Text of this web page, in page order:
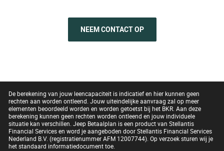
NEEM CONTACT OP
De berekening van jouw leencapaciteit is indicatief en hier kunnen geen
rechten aan worden ontleend. Jouw uiteindelijke aanvraag zal op meer
elementen beoordeeld worden en worden getoetst bij het BKR. Aan deze
berekening kunnen geen rechten worden ontleend en jouw individuele
situatie kan verschillen. Jeep Betaalplan is een product van Stellantis
Financial Services en word je aangeboden door Stellantis Financial Services
Nederland B.V. (registratienummer AFM 12007744). Op verzoek sturen wij je
het standaard informatiedocument toe.